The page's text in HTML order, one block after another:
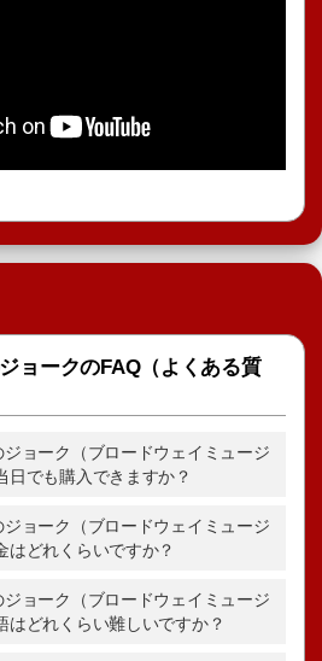
ョークのFAQ（よくある質
ョーク（ブロードウェイミュージ
日でも購入できますか？
年老いユダヤ人達のジョー
ョーク（ブロードウェイミュージ
はどれくらいですか？
ョーク（ブロードウェイミュージ
はどれくらい難しいですか？